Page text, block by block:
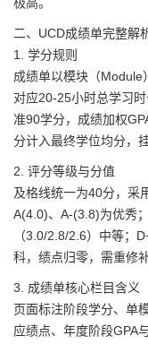
二、UCD成绩单完整解
1. 学分规则
成绩单以模块（
对应20-25小时总学习
准90学分，成绩加权
分计入最终学位均分，
2. 评分等级与分值
及格线统一为40分，采
A(4.0)、A-(3.8)为优秀
（3.0/2.8/2.6）中等；
科，绩点归零，需重修补
3. 成绩单核心栏目含义
页面标注阶段学分、单
应绩点、年度阶段GPA